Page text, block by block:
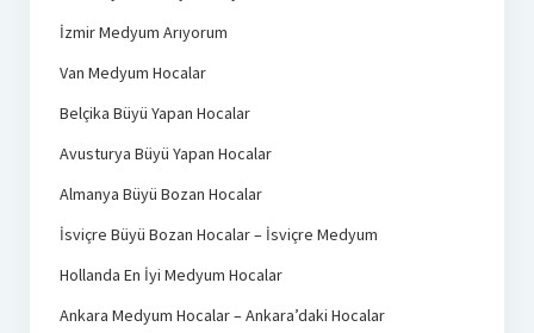
İzmir Medyum Arıyorum
Van Medyum Hocalar
Belçika Büyü Yapan Hocalar
Avusturya Büyü Yapan Hocalar
Almanya Büyü Bozan Hocalar
İsviçre Büyü Bozan Hocalar – İsviçre Medyum
Hollanda En İyi Medyum Hocalar
Ankara Medyum Hocalar – Ankara’daki Hocalar